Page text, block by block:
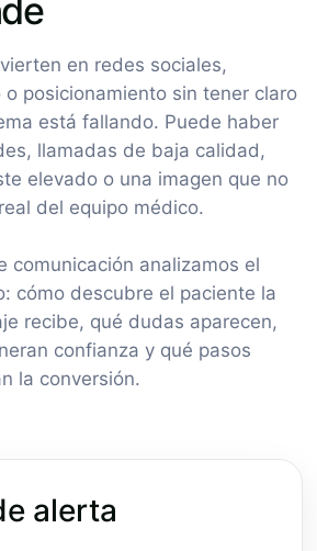
en redes sociales,
posicionamiento sin tener claro
está fallando. Puede haber
llamadas de baja calidad,
elevado o una imagen que no
del equipo médico.
comunicación analizamos el
cómo descubre el paciente la
recibe, qué dudas aparecen,
confianza y qué pasos
la conversión.
alerta